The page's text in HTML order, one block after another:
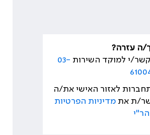
ה עזרה?
י למוקד השירות 03-
לאזור האישי את/ה
ת אתמדיניות הפרטיות